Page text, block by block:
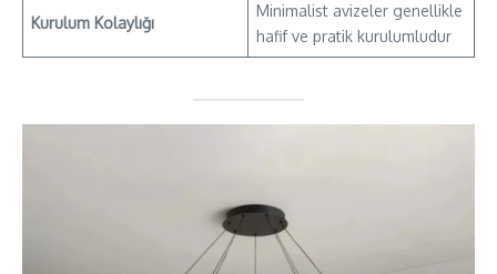
Kurulum Kolaylığı
Minimalist avizeler genellikle
hafif ve pratik kurulumludur